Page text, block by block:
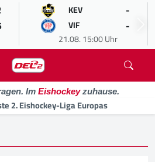
KEV -
VIF -
21.08. 15:00 Uhr
Im Eishockeyzuhause.
2. Eishockey-Liga Europas